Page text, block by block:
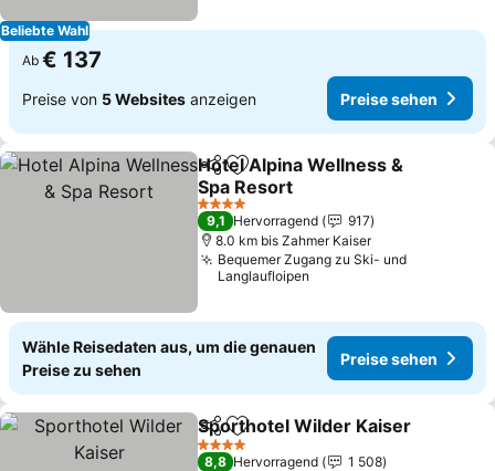
Beliebte Wahl
Ab € 137
Preise von 5 Websites anzeigen Preise sehen
TeilenZu Favoriten hinzufügen
Hotel Alpina Wellness &
Spa Resort
Preise sehen
4 Sterne
9,1 Hervorragend
917
8.0 km bis Zahmer Kaiser
Bequemer Zugang zu Ski- und
Langlaufloipen
Wähle Reisedaten aus, um die genauen
Preise zu sehen
Preise sehen
TeilenZu Favoriten hinzufügen
Sporthotel Wilder Kaiser
4 Sterne
8,8 Hervorragend
1 508